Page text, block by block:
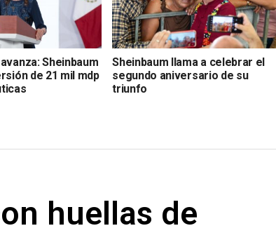
Sheinbaum
de 21 mil mdp
Sheinbaum llama a celebrar el
segundo aniversario de su
triunfo
huellas de